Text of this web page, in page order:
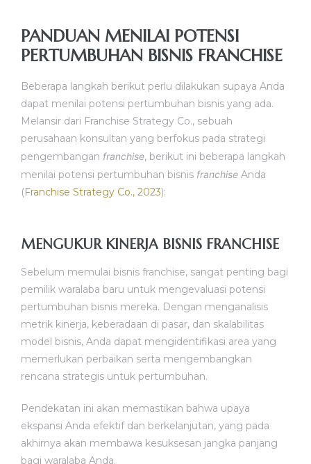
PANDUAN MENILAI POTENSI
PERTUMBUHAN BISNIS FRANCHISE
Beberapa langkah berikut perlu dilakukan supaya Anda
dapat menilai potensi pertumbuhan bisnis yang ada.
Melansir dari Franchise Strategy Co., sebuah
perusahaan konsultan yang berfokus pada strategi
pengembangan franchise, berikut ini beberapa langkah
menilai potensi pertumbuhan bisnis franchise Anda
(Franchise Strategy Co., 2023):
MENGUKUR KINERJA BISNIS FRANCHISE
Sebelum memulai bisnis franchise, sangat penting bagi
pemilik waralaba baru untuk mengevaluasi potensi
pertumbuhan bisnis mereka. Dengan menganalisis
metrik kinerja, keberadaan di pasar, dan skalabilitas
model bisnis, Anda dapat mengidentifikasi area yang
memerlukan perbaikan serta mengembangkan
rencana strategis untuk pertumbuhan.
Pendekatan ini akan memastikan bahwa upaya
ekspansi Anda efektif dan berkelanjutan, yang pada
akhirnya akan membawa kesuksesan jangka panjang
bagi waralaba Anda.